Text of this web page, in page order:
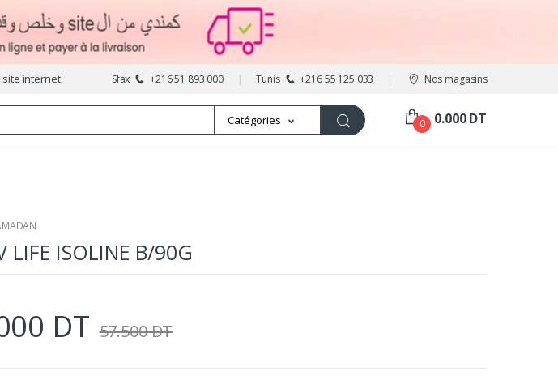
site internet Sfax +216 51 893 000 Tunis +216 55 125 033 Nos magasins
Catégories 0 0.000 DT
LIFE ISOLINE B/90G
DT 57.500 DT